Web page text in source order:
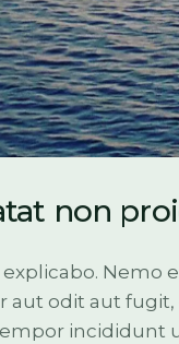
non
Nemo
aut odit aut fugit,
incididunt